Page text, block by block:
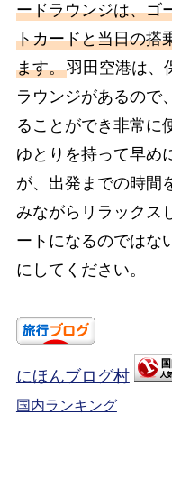
ードラウンジは、ゴ
トカードと当日の搭
ます。羽田空港は、
ラウンジがあるので
ることができ非常に
ゆとりを持って早め
が、出発までの時間
みながらリラックス
ートになるのではな
にしてください。
にほんブログ村
国内ランキング